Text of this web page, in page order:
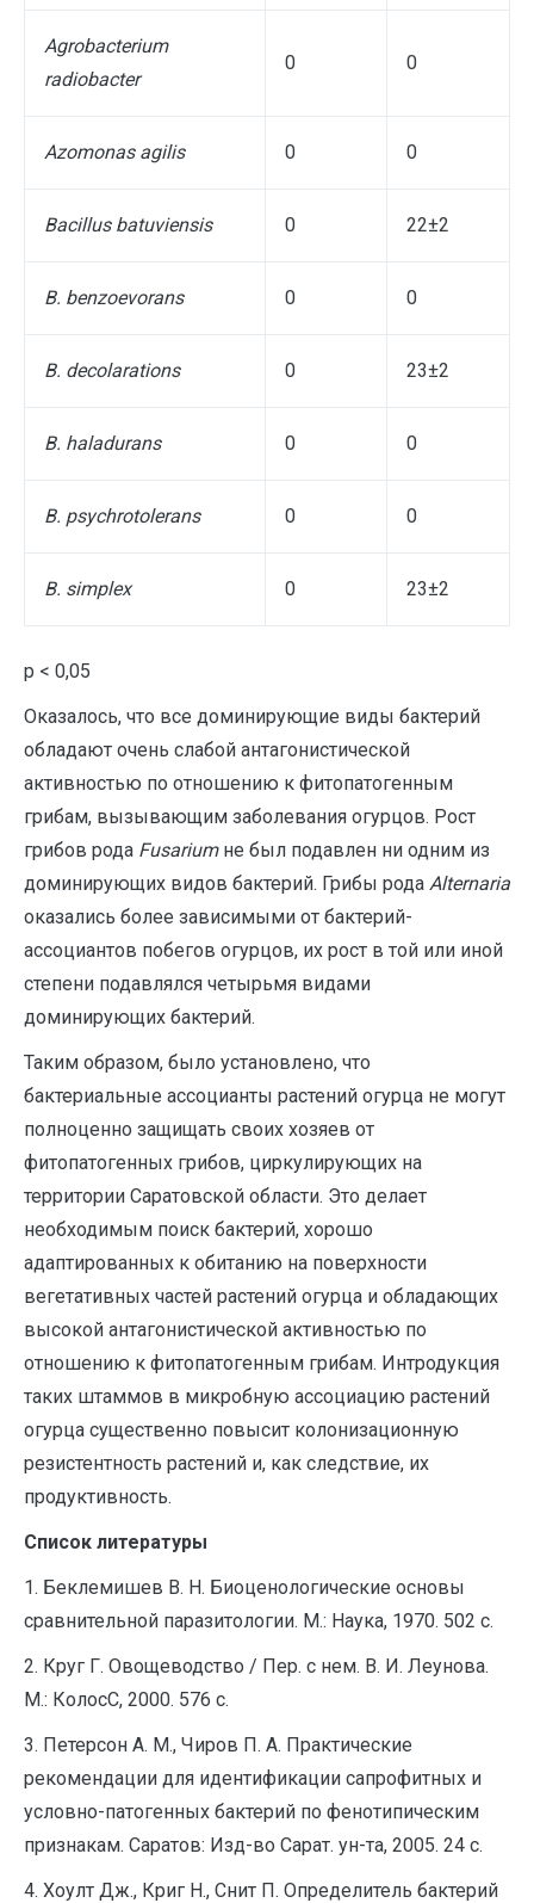
Agrobacterium
radiobacter
0 0
Azomonas agilis 0 0
Bacillus batuviensis 0 22±2
B. benzoevorans 0 0
B. decolarations 0 23±2
B. haladurans 0 0
B. psychrotolerans 0 0
B. simplex 0 23±2
p < 0,05
Оказалось, что все доминирующие виды бактерий
обладают очень слабой антагонистической
активностью по отношению к фитопатогенным
грибам, вызывающим заболевания огурцов. Рост
грибов рода Fusarium не был подавлен ни одним из
доминирующих видов бактерий. Грибы рода Alternaria
оказались более зависимыми от бактерий-
ассоциантов побегов огурцов, их рост в той или иной
степени подавлялся четырьмя видами
доминирующих бактерий.
Таким образом, было установлено, что
бактериальные ассоцианты растений огурца не могут
полноценно защищать своих хозяев от
фитопатогенных грибов, циркулирующих на
территории Саратовской области. Это делает
необходимым поиск бактерий, хорошо
адаптированных к обитанию на поверхности
вегетативных частей растений огурца и обладающих
высокой антагонистической активностью по
отношению к фитопатогенным грибам. Интродукция
таких штаммов в микробную ассоциацию растений
огурца существенно повысит колонизационную
резистентность растений и, как следствие, их
продуктивность.
Список литературы
1. Беклемишев В. Н. Биоценологические основы
сравнительной паразитологии. М.: Наука, 1970. 502 с.
2. Круг Г. Овощеводство / Пер. с нем. В. И. Леунова.
М.: КолосС, 2000. 576 с.
3. Петерсон А. М., Чиров П. А. Практические
рекомендации для идентификации сапрофитных и
условно-патогенных бактерий по фенотипическим
признакам. Саратов: Изд-во Сарат. ун-та, 2005. 24 с.
4. Хоулт Дж., Криг Н., Снит П. Определитель бактерий